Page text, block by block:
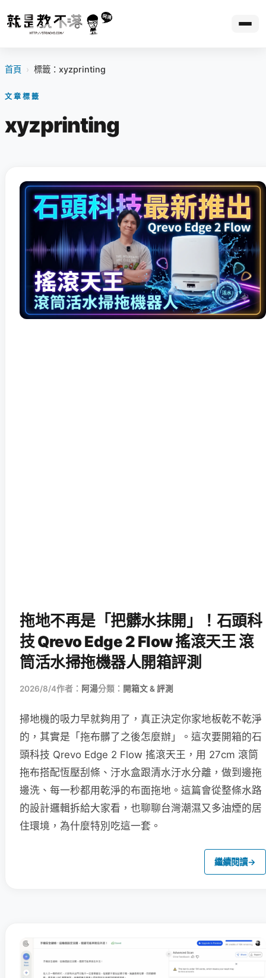
首頁 › 標籤：xyzprinting
文章標籤
xyzprinting
拖地不再是「把髒水抹開」！石頭科
技 Qrevo Edge 2 Flow 搖滾天王 滾
筒活水掃拖機器人開箱評測
2026/8/4作者： 阿湯分類： 開箱文 & 評測
掃地機的吸力早就夠用了，真正決定你家地板乾不乾淨
的，其實是「拖布髒了之後怎麼辦」。這次要開箱的石
頭科技 Qrevo Edge 2 Flow 搖滾天王，用 27cm 滾筒
拖布搭配恆壓刮條、汙水盒跟清水汙水分離，做到邊拖
邊洗、每一秒都用乾淨的布面拖地。這篇會從整條水路
的設計邏輯拆給大家看，也聊聊台灣潮濕又多油煙的居
住環境，為什麼特別吃這一套。
繼續閱讀→